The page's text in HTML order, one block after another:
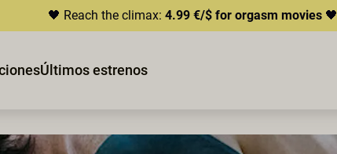
🖤 Reach the climax: 4.99 €/$ for orgasm movies🖤
Últimos estrenos